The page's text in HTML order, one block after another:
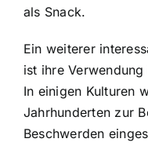
als Snack.
Ein weiterer
ist ihre
In einigen Kulturen
Jahrhunderten zur
Beschwerden